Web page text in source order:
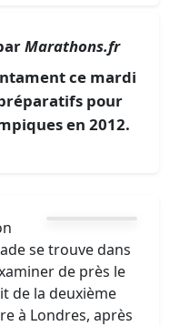
Marathons.fr
ce mardi
pour
en 2012.
se trouve dans
de près le
de la deuxième
à Londres, après